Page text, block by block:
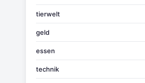
tierwelt
geld
essen
technik